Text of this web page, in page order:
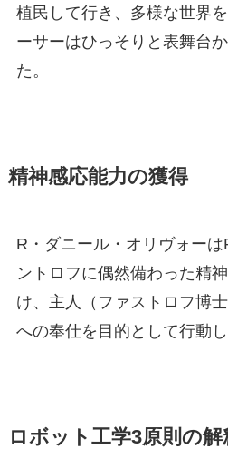
植民して行き、多様な世界
ーサーはひっそりと表舞台
た。
精神感応能力の獲得
R・ダニール・オリヴォー
ントロフに偶然備わった精
け、主人（ファストロフ博
への奉仕を目的として行動し
ロボット工学3原則の